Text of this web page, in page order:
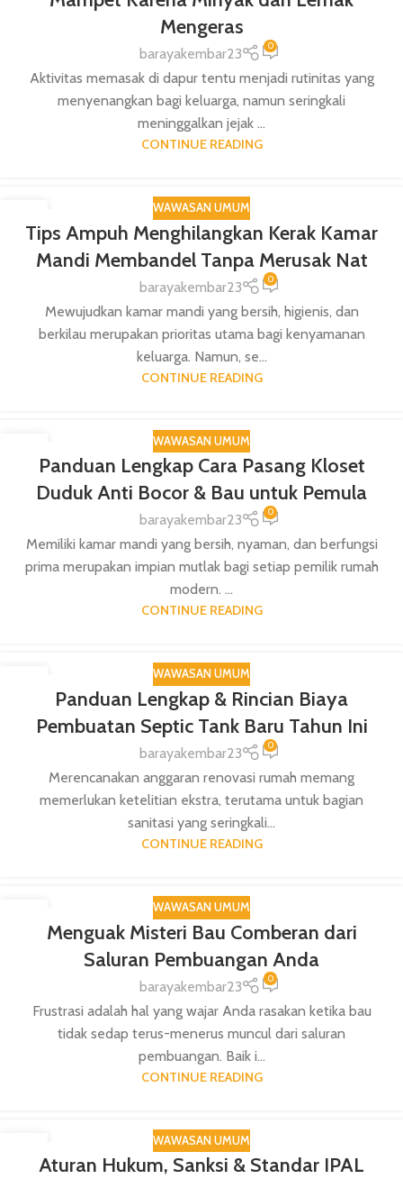
Mengeras
barayakembar23 0
Aktivitas memasak di dapur tentu menjadi rutinitas yang
menyenangkan bagi keluarga, namun seringkali
meninggalkan jejak ...
CONTINUE READING
DEC
WAWASAN UMUM
Tips Ampuh Menghilangkan Kerak Kamar
Mandi Membandel Tanpa Merusak Nat
barayakembar23 0
Mewujudkan kamar mandi yang bersih, higienis, dan
berkilau merupakan prioritas utama bagi kenyamanan
keluarga. Namun, se...
CONTINUE READING
WAWASAN UMUM
Panduan Lengkap Cara Pasang Kloset
Duduk Anti Bocor & Bau untuk Pemula
barayakembar23 0
Memiliki kamar mandi yang bersih, nyaman, dan berfungsi
prima merupakan impian mutlak bagi setiap pemilik rumah
modern. ...
CONTINUE READING
WAWASAN UMUM
Panduan Lengkap & Rincian Biaya
Pembuatan Septic Tank Baru Tahun Ini
barayakembar23 0
Merencanakan anggaran renovasi rumah memang
memerlukan ketelitian ekstra, terutama untuk bagian
sanitasi yang seringkali...
CONTINUE READING
WAWASAN UMUM
Menguak Misteri Bau Comberan dari
Saluran Pembuangan Anda
barayakembar23 0
Frustrasi adalah hal yang wajar Anda rasakan ketika bau
tidak sedap terus-menerus muncul dari saluran
pembuangan. Baik i...
CONTINUE READING
WAWASAN UMUM
Aturan Hukum, Sanksi & Standar IPAL